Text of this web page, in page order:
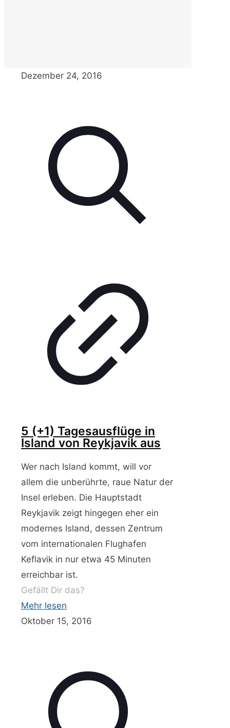
Dezember 24, 2016
5 (+1) Tagesausflüge in
Island von Reykjavik aus
Wer nach Island kommt, will vor
allem die unberührte, raue Natur der
Insel erleben. Die Hauptstadt
Reykjavik zeigt hingegen eher ein
modernes Island, dessen Zentrum
vom internationalen Flughafen
Keflavik in nur etwa 45 Minuten
erreichbar ist.
Gefällt Dir das?
Mehr lesen
Oktober 15, 2016